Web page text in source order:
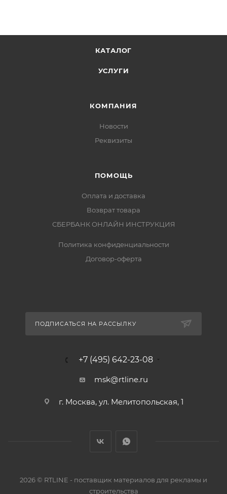
КАТАЛОГ
УСЛУГИ
КОМПАНИЯ
Новости
Реквизиты
ПОМОЩЬ
Оплата и доставка
Возврат товара
СБЕРБАНК ОНЛАЙН ИНСТРУКЦИЯ
Политика конфиденциальности
Договор-оферта
ПОДПИСАТЬСЯ НА РАССЫЛКУ
+7 (495) 642-23-08
msk@rtline.ru
г. Москва, ул. Мелитопольская, 1
2026 © RTLINE - поставщик материалов для рекламы и
строительства